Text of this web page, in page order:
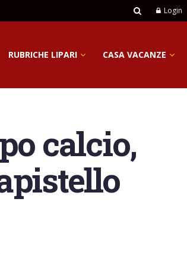
Login
RUBRICHE LIPARI CASA VACANZE
calcio,